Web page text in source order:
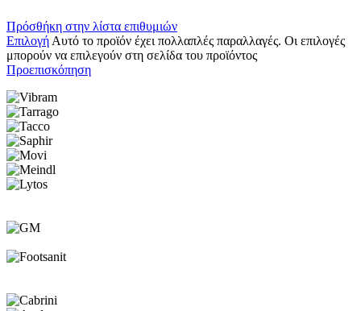
Πρόσθήκη στην λίστα επιθυμιών
Επιλογή Αυτό το προϊόν έχει πολλαπλές παραλλαγές. Οι επιλογές
μπορούν να επιλεγούν στη σελίδα του προϊόντος
Προεπισκόπηση